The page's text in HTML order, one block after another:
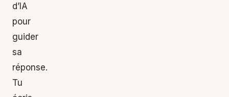
d’IA
pour
guider
sa
réponse.
Tu